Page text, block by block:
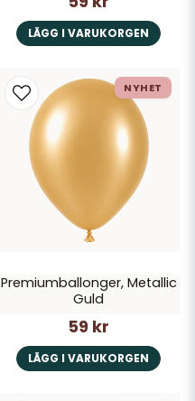
LÄGG I VARUKORGEN
Premiumballonger, Metallic
Guld
59 kr
LÄGG I VARUKORGEN
NYHET